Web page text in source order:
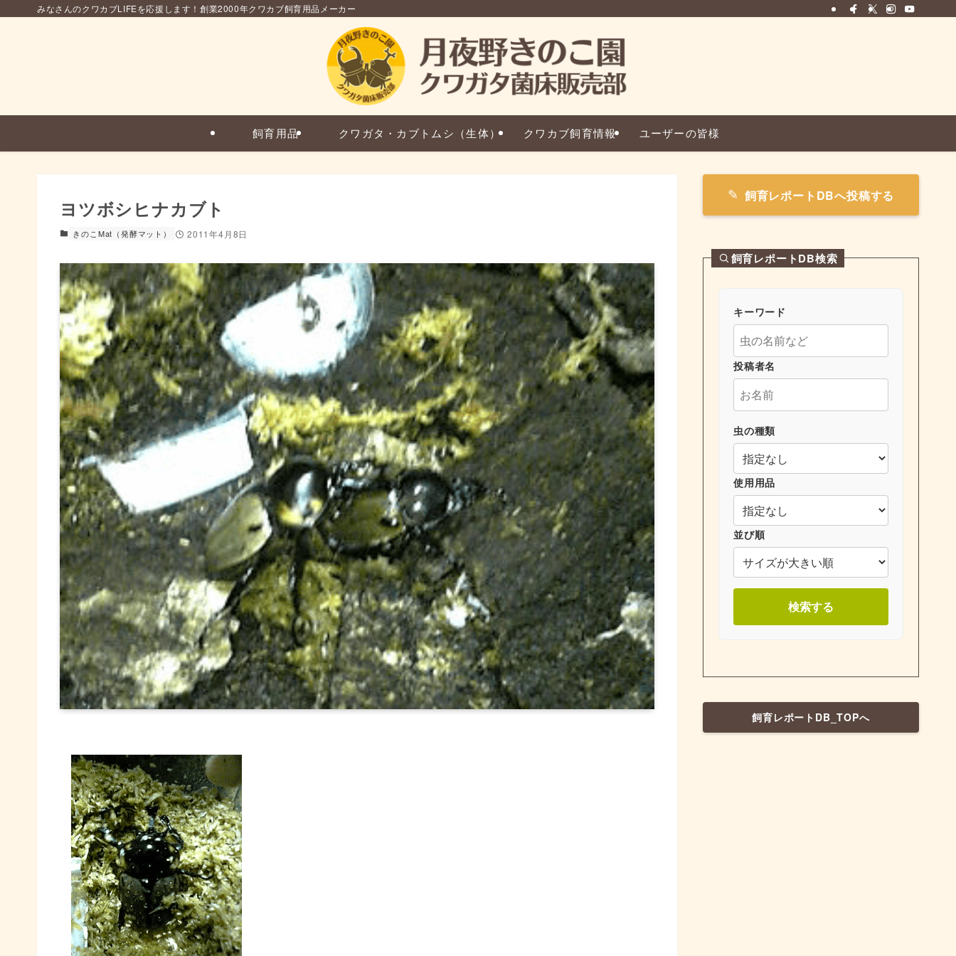
みなさんのクワカブLIFEを応援します！創業2000年クワカブ飼育用品メーカー
飼育用品 クワガタ・カブトムシ（生体） クワカブ飼育情報 ユーザーの皆様
ヨツボシヒナカブト
きのこMat（発酵マット） 2011年4月8日
飼育レポートDBへ投稿する
飼育レポートDB検索
キーワード
投稿者名
虫の種類
使用用品
並び順
検索する
飼育レポートDB_TOPへ